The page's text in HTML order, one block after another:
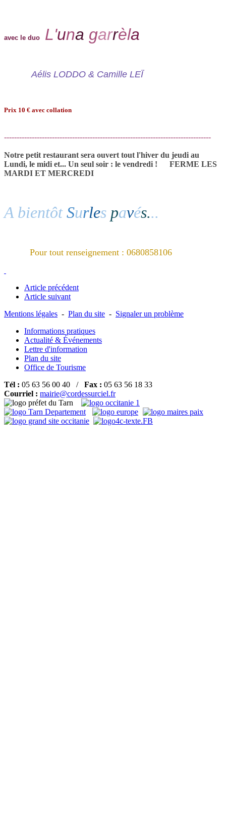
avec le duo L'una garrèla
Aélis LODDO & Camille LEÏ
Prix 10 € avec collation
----------------------------------------------------------------------------------
Notre petit restaurant sera ouvert tout l'hiver du jeudi au
Lundi, le midi et... Un seul soir : le vendredi !
FERME LES
MARDI ET MERCREDI
A bientôtSurles pavés...
Pour tout renseignement : 0680858106
Article précédent
Article suivant
Mentions légales - Plan du site - Signaler un problème
Informations pratiques
Actualité & Événements
Lettre d'information
Plan du site
Office de Tourisme
Tél : 05 63 56 00 40 / Fax : 05 63 56 18 33
Courriel : mairie@cordessurciel.fr